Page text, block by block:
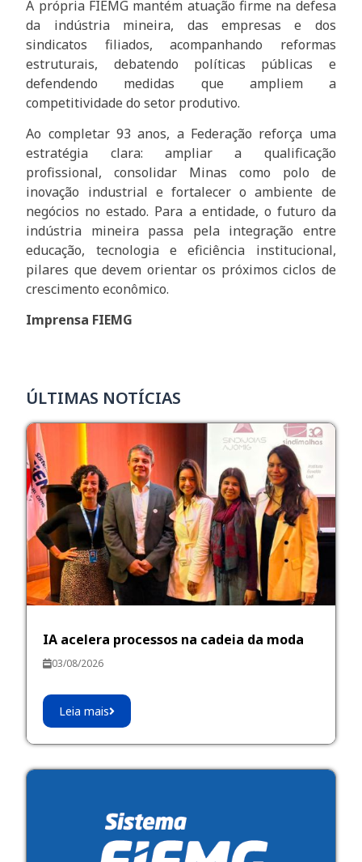
A própria FIEMG mantém atuação firme na defesa
da indústria mineira, das empresas e dos
sindicatos filiados, acompanhando reformas
estruturais, debatendo políticas públicas e
defendendo medidas que ampliem a
competitividade do setor produtivo.
Ao completar 93 anos, a Federação reforça uma
estratégia clara: ampliar a qualificação
profissional, consolidar Minas como polo de
inovação industrial e fortalecer o ambiente de
negócios no estado. Para a entidade, o futuro da
indústria mineira passa pela integração entre
educação, tecnologia e eficiência institucional,
pilares que devem orientar os próximos ciclos de
crescimento econômico.
Imprensa FIEMG
ÚLTIMAS NOTÍCIAS
IA acelera processos na cadeia da moda
03/08/2026
Leia mais